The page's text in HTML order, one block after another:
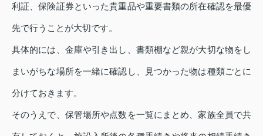
利証、保険証券といった貴重品や重要書類の所在確認を最優
先で行うことが大切です。
具体的には、金庫や引き出し、書類棚など親が大切な物をし
まいがちな場所を一緒に確認し、見つかった物は種類ごとに
分けておきます。
そのうえで、保管場所や点数を一覧にまとめ、家族全員で共